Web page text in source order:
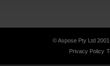
© Aspose Pty Ltd
Privacy Policy